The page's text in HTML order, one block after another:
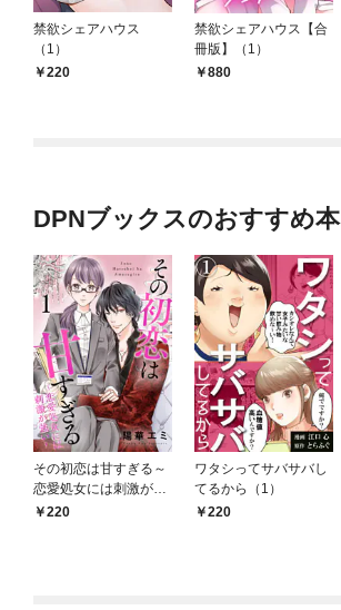
禁欲シェアハウス
（1）
220
禁欲シェアハウス【合
冊版】（1）
880
DPNブックスのおすすめ本
その初恋は甘すぎる～
恋愛処女には刺激が強
い～（1）
220
ワタシってサバサバし
てるから（1）
220